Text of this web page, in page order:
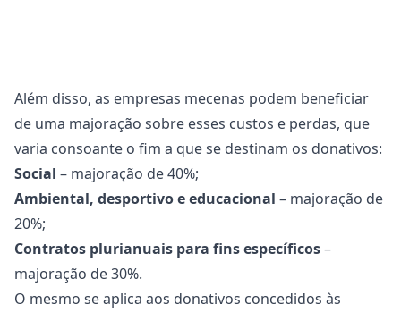
Além disso, as empresas mecenas podem beneficiar
de uma majoração sobre esses custos e perdas, que
varia consoante o fim a que se destinam os donativos:
Social – majoração de 40%;
Ambiental, desportivo e educacional – majoração de
20%;
Contratos plurianuais para fins específicos–
majoração de 30%.
O mesmo se aplica aos donativos concedidos às